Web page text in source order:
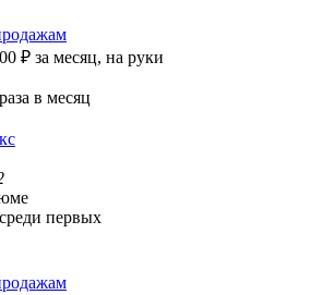
₽ за месяц, на руки
в месяц
первых